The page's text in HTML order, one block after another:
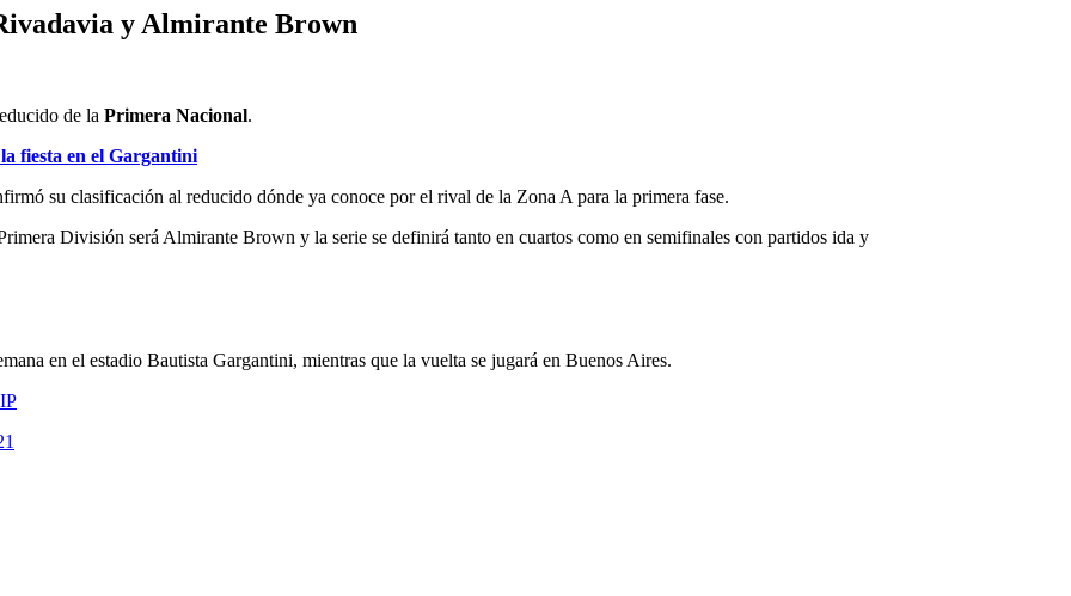
y Almirante Brown
de la Primera Nacional.
fiesta en el Gargantini
su clasificación al reducido dónde ya conoce por el rival de la Zona A para la primera fase.
División será Almirante Brown y la serie se definirá tanto en cuartos como en semifinales con partidos ida y
en el estadio Bautista Gargantini, mientras que la vuelta se jugará en Buenos Aires.